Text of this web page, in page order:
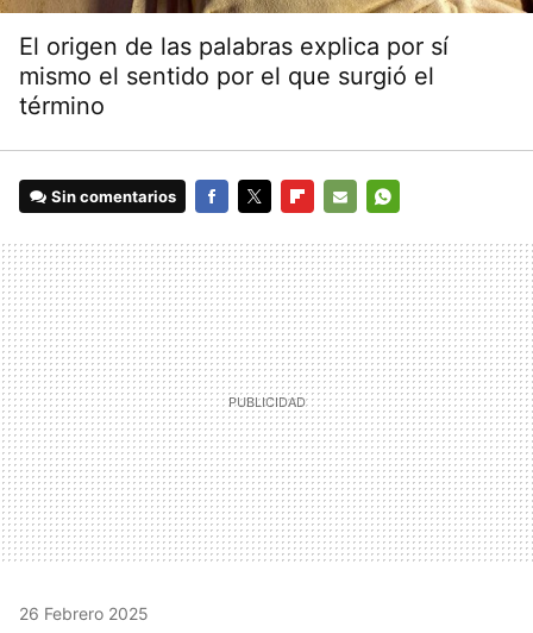
El origen de las palabras explica por sí
mismo el sentido por el que surgió el
término
Sin comentarios
MAIL
26 Febrero 2025